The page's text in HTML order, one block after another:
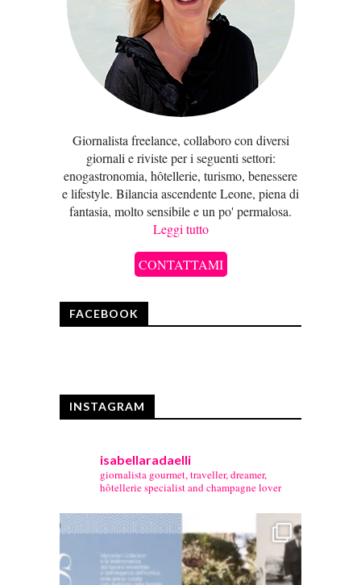
Giornalista freelance, collaboro con diversi
giornali e riviste per i seguenti settori:
enogastronomia, hôtellerie, turismo, benessere
e lifestyle. Bilancia ascendente Leone, piena di
fantasia, molto sensibile e un po' permalosa.
Leggi tutto
CONTATTAMI
FACEBOOK
INSTAGRAM
isabellaradaelli
giornalista gourmet, traveller, dreamer,
hôtellerie specialist and champagne lover